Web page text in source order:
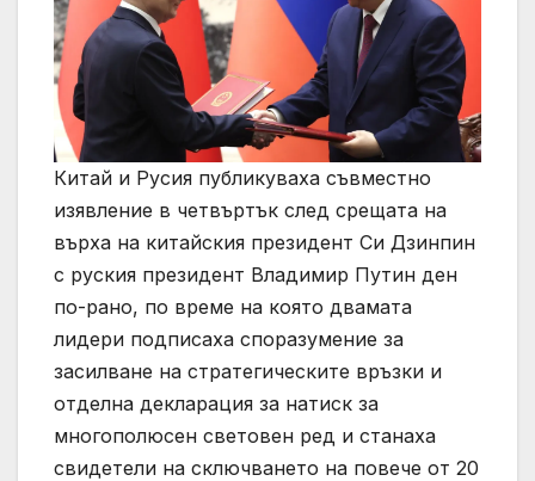
Китай и Русия публикуваха съвместно
изявление в четвъртък след срещата на
върха на китайския президент Си Дзинпин
с руския президент Владимир Путин ден
по-рано, по време на която двамата
лидери подписаха споразумение за
засилване на стратегическите връзки и
отделна декларация за натиск за
многополюсен световен ред и станаха
свидетели на сключването на повече от 20